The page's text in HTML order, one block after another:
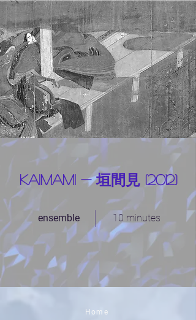
Kaimami - 垣間見 (2012)
ensemble 10 minutes
Home